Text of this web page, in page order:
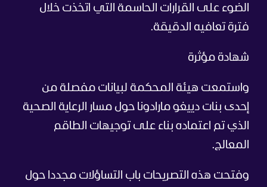
الضوء على القرارات الحاسمة التي اتخذت خلال
فترة تعافيه الدقيقة.
شهادة مؤثرة
واستمعت هيئة المحكمة لبيانات مفصلة من
إحدى بنات دييغو مارادونا حول مسار الرعاية الصحية
الذي تم اعتماده بناء على توجيهات الطاقم
المعالج.
وفتحت هذه التصريحات باب التساؤلات مجددا حول